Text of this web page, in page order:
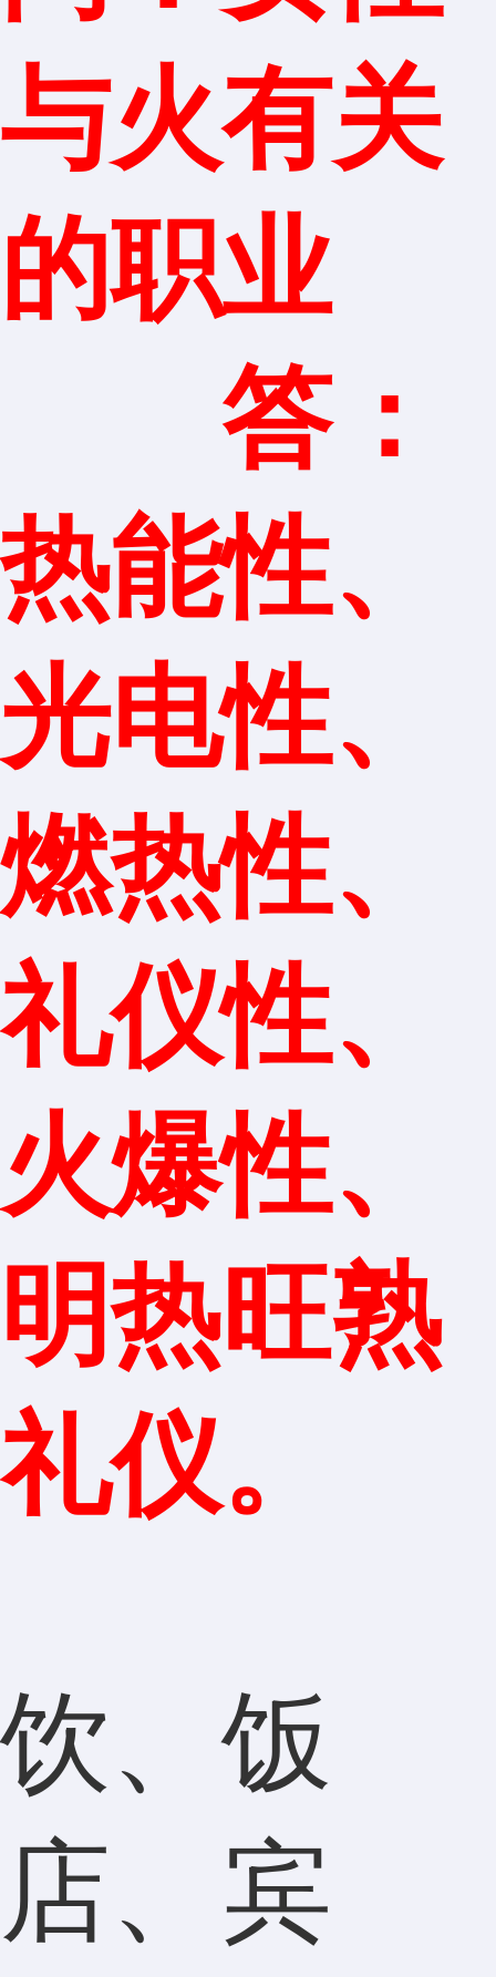
与火有关
的职业
答：
热能性、
光电性、
燃热性、
礼仪性、
火爆性、
明热旺熟
礼仪。
饮、饭
店、宾